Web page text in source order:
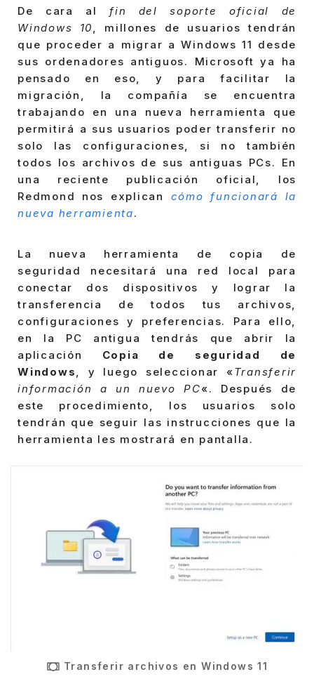
De cara alfin del soporte oficial de
Windows 10, millones de usuarios tendrán
que proceder a migrar a Windows 11 desde
sus ordenadores antiguos. Microsoft ya ha
pensado en eso, y para facilitar la
migración, la compañía se encuentra
trabajando en una nueva herramienta que
permitirá a sus usuarios poder transferir no
solo las configuraciones, si no también
todos los archivos de sus antiguas PCs. En
una reciente publicación oficial, los
Redmond nos explican cómo funcionará la
nueva herramienta.
La nueva herramienta de copia de
seguridad necesitará una red local para
conectar dos dispositivos y lograr la
transferencia de todos tus archivos,
configuraciones y preferencias. Para ello,
en la PC antigua tendrás que abrir la
aplicación
Copia de seguridad de
Windows, y luego seleccionar «Transferir
información a un nuevo PC«. Después de
este procedimiento, los usuarios solo
tendrán que seguir las instrucciones que la
herramienta les mostrará en pantalla.
Transferir archivos en Windows 11